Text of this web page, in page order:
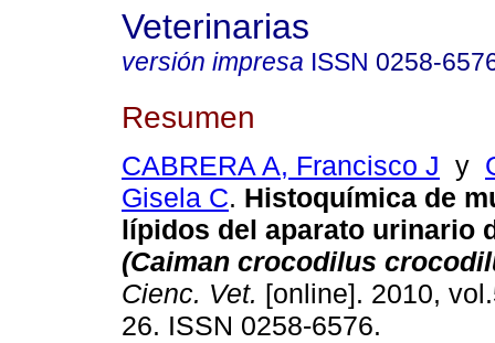
Veterinarias
versión impresa ISSN 0258-
Resumen
CABRERA A, Francisco J y
Gisela C. Histoquímica de
lípidos del aparato urinario
(Caiman crocodilus
Cienc. Vet. [online]. 2010,
26. ISSN 0258-6576.